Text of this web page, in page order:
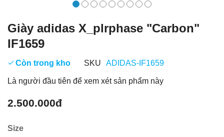
Giày adidas X_plrphase "Carbon"
IF1659
Còn trong kho SKU ADIDAS-IF1659
Là người đầu tiên để xem xét sản phẩm này
2.500.000đ
Size